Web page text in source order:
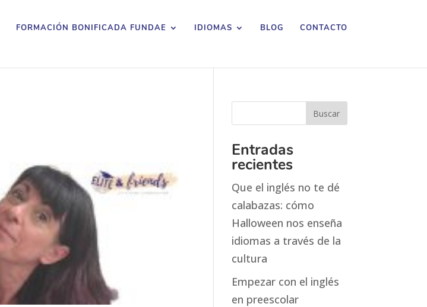
FORMACIÓN BONIFICADA FUNDAE IDIOMAS BLOG CONTACTO
Entradas
recientes
Que el inglés no te dé
calabazas: cómo
Halloween nos enseña
idiomas a través de la
cultura
Empezar con el inglés
en preescolar